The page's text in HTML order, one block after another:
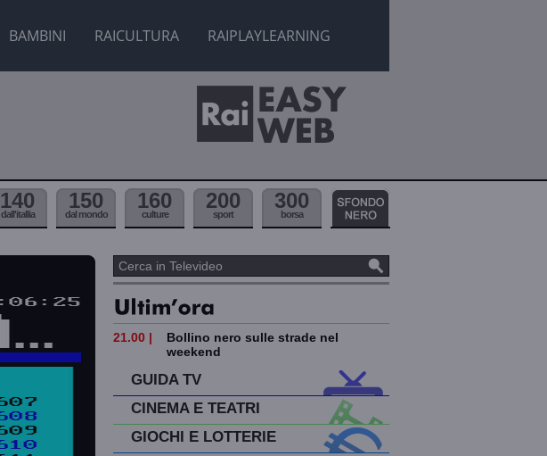
BAMBINI RAICULTURA RAIPLAYLEARNING
140
dall'itallia
150
dal mondo
160
culture
200
sport
300
borsa
21.00 |
Bollino nero sulle strade nel
weekend
GUIDA TV
CINEMA E TEATRI
GIOCHI E LOTTERIE